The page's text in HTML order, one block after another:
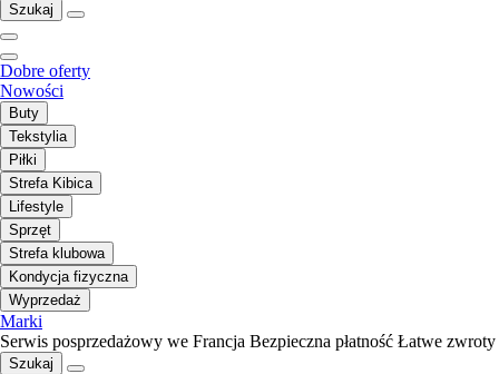
Szukaj
Dobre oferty
Nowości
Buty
Tekstylia
Piłki
Strefa Kibica
Lifestyle
Sprzęt
Strefa klubowa
Kondycja fizyczna
Wyprzedaż
Marki
Serwis posprzedażowy we Francja Bezpieczna płatność Łatwe zwroty
Szukaj